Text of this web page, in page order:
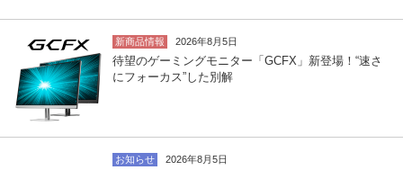
新商品情報 2026年8月5日
待望のゲーミングモニター「GCFX」新登場！“速さ
にフォーカス”した別解
お知らせ 2026年8月5日